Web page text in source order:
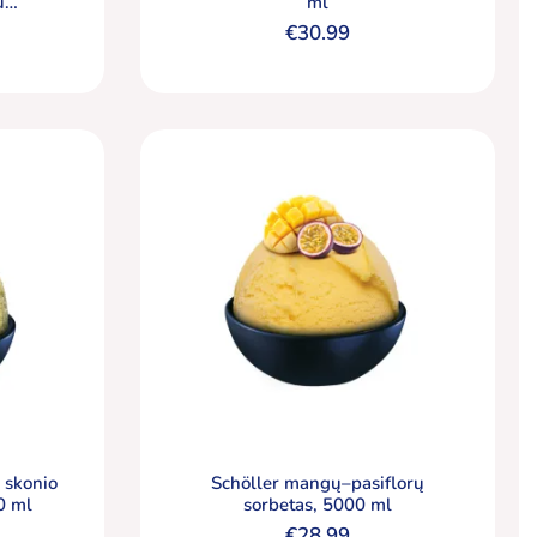
€30.99
ml
Schöller mangų–pasiflorų
sorbetas, 5000 ml